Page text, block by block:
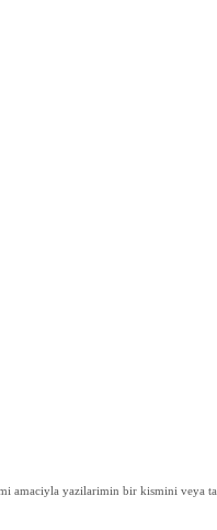
amaciyla yazilarimin bir kismini veya